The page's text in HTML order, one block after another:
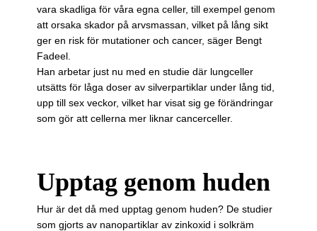
vara skadliga för våra egna celler, till exempel genom
att orsaka skador på arvsmassan, vilket på lång sikt
ger en risk för mutationer och cancer, säger Bengt
Fadeel.
Han arbetar just nu med en studie där lungceller
utsätts för låga doser av silverpartiklar under lång tid,
upp till sex veckor, vilket har visat sig ge förändringar
som gör att cellerna mer liknar cancerceller.
Upptag genom huden
Hur är det då med upptag genom huden? De studier
som gjorts av nanopartiklar av zinkoxid i solkräm